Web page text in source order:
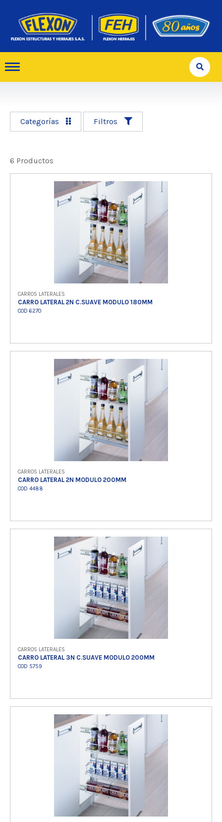
Categorías Filtros
6 Productos
CARROS LATERALES
CARRO LATERAL 2N C.SUAVE MODULO 180MM
COD 6270
Ver producto
CARROS LATERALES
CARRO LATERAL 2N MODULO 200MM
COD 4488
Ver producto
CARROS LATERALES
CARRO LATERAL 3N C.SUAVE MODULO 200MM
COD 5759
Ver producto